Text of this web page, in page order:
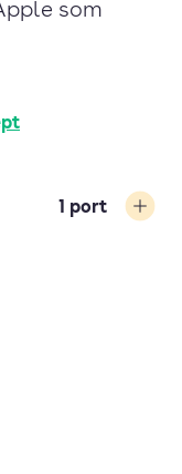
som
1 port